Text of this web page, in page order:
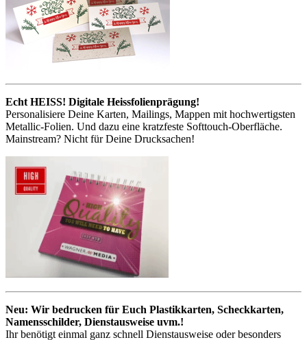
Echt HEISS! Digitale Heissfolienprägung!
Personalisiere Deine Karten, Mailings, Mappen mit hochwertigsten
Metallic-Folien. Und dazu eine kratzfeste Softtouch-Oberfläche.
Mainstream? Nicht für Deine Drucksachen!
Neu: Wir bedrucken für Euch Plastikkarten, Scheckkarten,
Namensschilder, Dienstausweise uvm.!
Ihr benötigt einmal ganz schnell Dienstausweise oder besonders